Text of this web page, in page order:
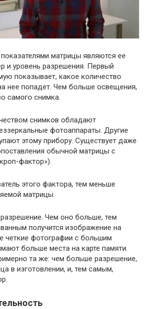
матрицы являются ее
и уровень разрешения. Первый
показывает, какое количество
нее попадет. Чем больше освещения,
самого снимка.
снимков обладают
фотоаппараты. Другие
этому прибору. Существует даже
обычной матрицы с
фактор»).
этого фактора, тем меньше
матрицы.
Чем оно больше, тем
получится изображение на
четкие фотографии с большим
больше места на карте памяти.
та же: чем больше разрешение,
в изготовлении, и, тем самым,